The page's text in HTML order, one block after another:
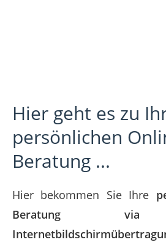
Hier geht es zu
persönlichen
Beratung ...
Hier bekommen Sie Ihre
Beratung via